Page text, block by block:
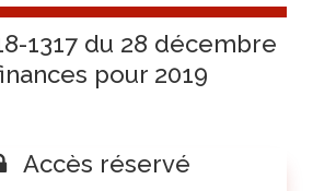
1317 du 28 décembre
pour 2019
Accès réservé